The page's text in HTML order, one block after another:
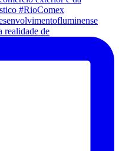
realidade de